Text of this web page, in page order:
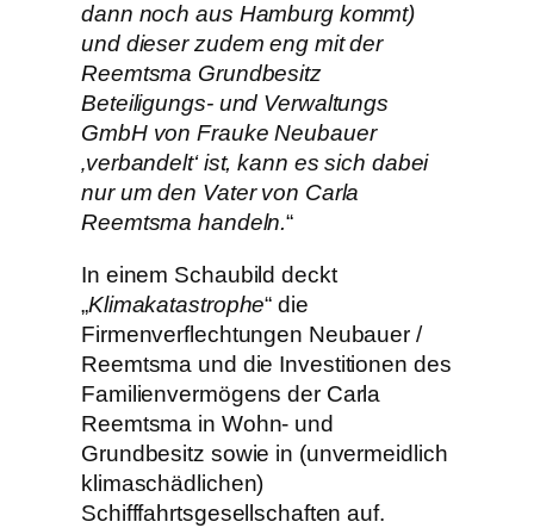
dann noch aus Hamburg kommt)
und dieser zudem eng mit der
Reemtsma Grundbesitz
Beteiligungs- und Verwaltungs
GmbH von Frauke Neubauer
‚verbandelt‘ ist, kann es sich dabei
nur um den Vater von Carla
Reemtsma handeln.“
In einem Schaubild deckt
„Klimakatastrophe“ die
Firmenverflechtungen Neubauer /
Reemtsma und die Investitionen des
Familienvermögens der Carla
Reemtsma in Wohn- und
Grundbesitz sowie in (unvermeidlich
klimaschädlichen)
Schifffahrtsgesellschaften auf.